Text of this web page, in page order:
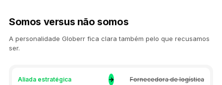
Somos versus não somos
A personalidade Globerr fica clara também pelo que recusamos
ser.
Aliada estratégica → Fornecedora de logística